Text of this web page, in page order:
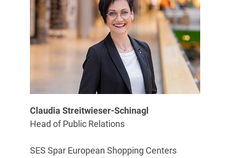
Claudia Streitwieser-Schinagl
Head of Public Relations
SES Spar European Shopping Centers